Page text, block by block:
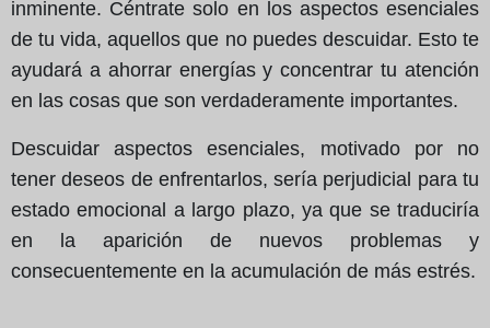
inminente. Céntrate solo en los aspectos esenciales
de tu vida, aquellos que no puedes descuidar. Esto te
ayudará a ahorrar energías y concentrar tu atención
en las cosas que son verdaderamente importantes.
Descuidar aspectos esenciales, motivado por no
tener deseos de enfrentarlos, sería perjudicial para tu
estado emocional a largo plazo, ya que se traduciría
en la aparición de nuevos problemas y
consecuentemente en la acumulación de más estrés.